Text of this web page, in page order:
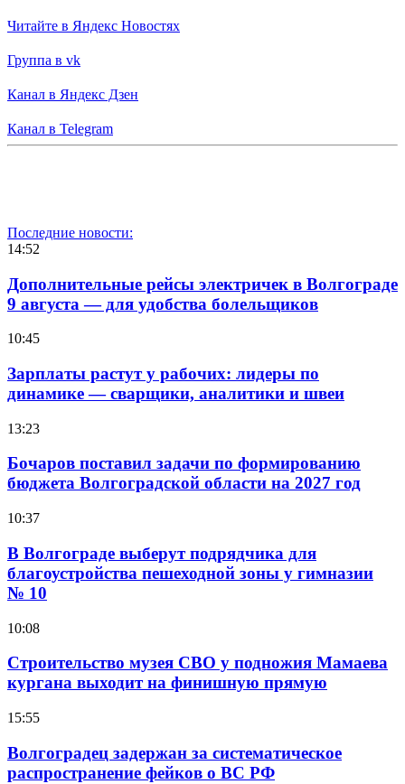
Читайте в Яндекс Новостях
Группа в vk
Канал в Яндекс Дзен
Канал в Telegram
Последние новости:
14:52
Дополнительные рейсы электричек в Волгограде
9 августа — для удобства болельщиков
10:45
Зарплаты растут у рабочих: лидеры по
динамике — сварщики, аналитики и швеи
13:23
Бочаров поставил задачи по формированию
бюджета Волгоградской области на 2027 год
10:37
В Волгограде выберут подрядчика для
благоустройства пешеходной зоны у гимназии
№ 10
10:08
Строительство музея СВО у подножия Мамаева
кургана выходит на финишную прямую
15:55
Волгоградец задержан за систематическое
распространение фейков о ВС РФ